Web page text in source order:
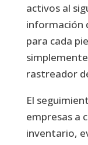
activos al
información
para cada
rastreador
El
empresas a
inventario,